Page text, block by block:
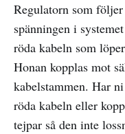
Regulatorn som
spänningen i
röda kabeln som
Honan kopplas mot
kabelstammen. Har
röda kabeln eller
tejpar så den inte